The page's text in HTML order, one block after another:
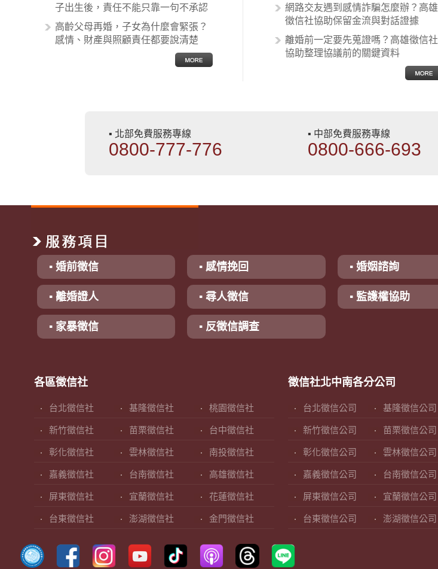
子出生後，責任不能只靠一句不承認
高齡父母再婚，子女為什麼會緊張？
感情、財產與照顧責任都要說清楚
網路交友遇到感情詐騙怎麼辦？高雄
徵信社協助保留金流與對話證據
離婚前一定要先蒐證嗎？高雄徵信社
協助整理協議前的關鍵資料
▪ 北部免費服務專線
0800-777-776
▪ 中部免費服務專線
0800-666-693
▪ 婚前徵信 ▪ 感情挽回 ▪ 婚姻諮詢
▪ 離婚證人 ▪ 尋人徵信 ▪ 監護權協助
▪ 家暴徵信 ▪ 反徵信調查
各區徵信社
台北徵信社 基隆徵信社 桃園徵信社
新竹徵信社 苗栗徵信社 台中徵信社
彰化徵信社 雲林徵信社 南投徵信社
嘉義徵信社 台南徵信社 高雄徵信社
屏東徵信社 宜蘭徵信社 花蓮徵信社
台東徵信社 澎湖徵信社 金門徵信社
徵信社北中南各分公司
台北徵信公司 基隆徵信公司
新竹徵信公司 苗栗徵信公司
彰化徵信公司 雲林徵信公司
嘉義徵信公司 台南徵信公司
屏東徵信公司 宜蘭徵信公司
台東徵信公司 澎湖徵信公司